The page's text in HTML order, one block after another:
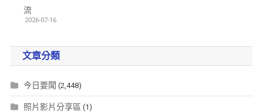
流
2026-07-16
文章分類
今日要聞 (2,448)
照片影片分享區 (1)